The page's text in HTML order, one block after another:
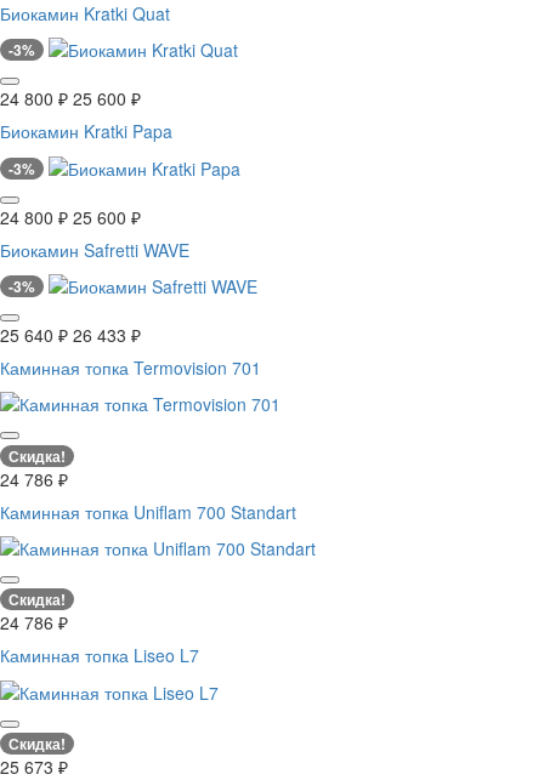
Биокамин Kratki Quat
-3%
24 800 ₽ 25 600 ₽
Биокамин Kratki Papa
-3%
24 800 ₽ 25 600 ₽
Биокамин Safretti WAVE
-3%
25 640 ₽ 26 433 ₽
Каминная топка Termovision 701
Скидка!
24 786 ₽
Каминная топка Uniflam 700 Standart
Скидка!
24 786 ₽
Каминная топка Liseo L7
Скидка!
25 673 ₽